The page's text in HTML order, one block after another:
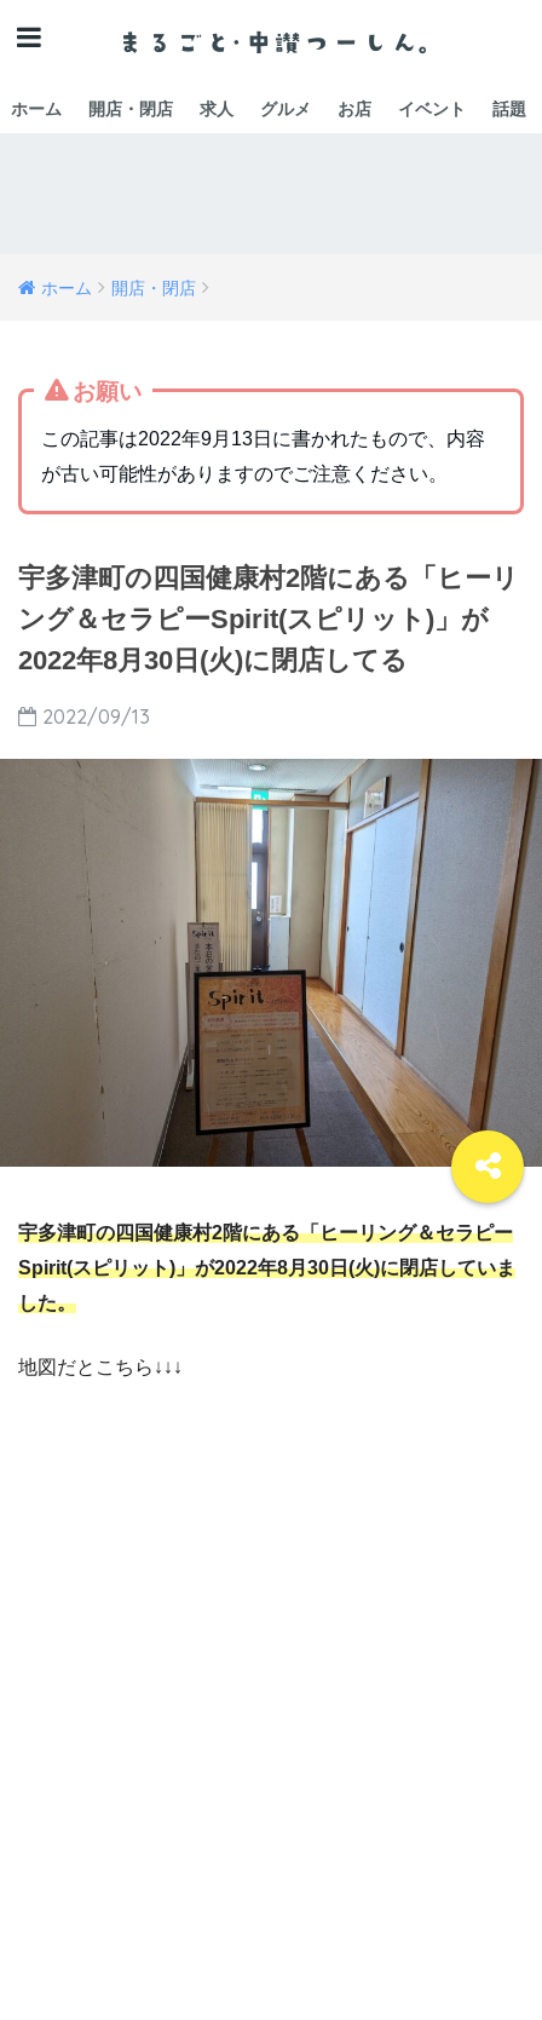
ホーム 開店・閉店 求人 グルメ お店 イベント 話題
ホーム 開店・閉店
お願い
この記事は2022年9月13日に書かれたもので、内容
が古い可能性がありますのでご注意ください。
宇多津町の四国健康村2階にある「ヒーリ
ング＆セラピーSpirit(スピリット)」が
2022年8月30日(火)に閉店してる
2022/09/13
宇多津町の四国健康村2階にある「ヒーリング＆セラピー
Spirit(スピリット)」が2022年8月30日(火)に閉店していま
した。
地図だとこちら↓↓↓